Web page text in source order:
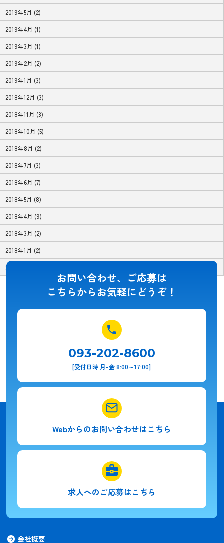
2019年5月 (2)
2019年4月 (1)
2019年3月 (1)
2019年2月 (2)
2019年1月 (3)
2018年12月 (3)
2018年11月 (3)
2018年10月 (5)
2018年8月 (2)
2018年7月 (3)
2018年6月 (7)
2018年5月 (8)
2018年4月 (9)
2018年3月 (2)
2018年1月 (2)
2017年11月 (1)
お問い合わせ、ご応募は
こちらからお気軽にどうぞ！
093-202-8600
[受付日時 月-金 8:00～17:00]
Webからのお問い合わせはこちら
求人へのご応募はこちら
会社概要